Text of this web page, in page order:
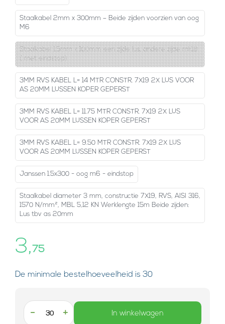
Staalkabel 2mm x 300mm – Beide zijden voorzien van oog
M6
Staalkabel 1.5mm x 100mm een zijde lus, andere zijde mk18
( met eindstop)
3MM RVS KABEL L= 14 MTR CONSTR. 7X19 2X LUS VOOR
AS 20MM LUSSEN KOPER GEPERST
3MM RVS KABEL L= 11.75 MTR CONSTR. 7X19 2X LUS
VOOR AS 20MM LUSSEN KOPER GEPERST
3MM RVS KABEL L= 9.50 MTR CONSTR. 7X19 2X LUS
VOOR AS 20MM LUSSEN KOPER GEPERST
Janssen 1.5x300 - oog m6 - eindstop
Staalkabel diameter 3 mm, constructie 7X19, RVS, AISI 316,
1570 N/mm², MBL 5,12 KN Werklengte 15m Beide zijden:
Lus tbv as 20mm
3, 75
De minimale bestelhoeveelheid is 30
- + In winkelwagen